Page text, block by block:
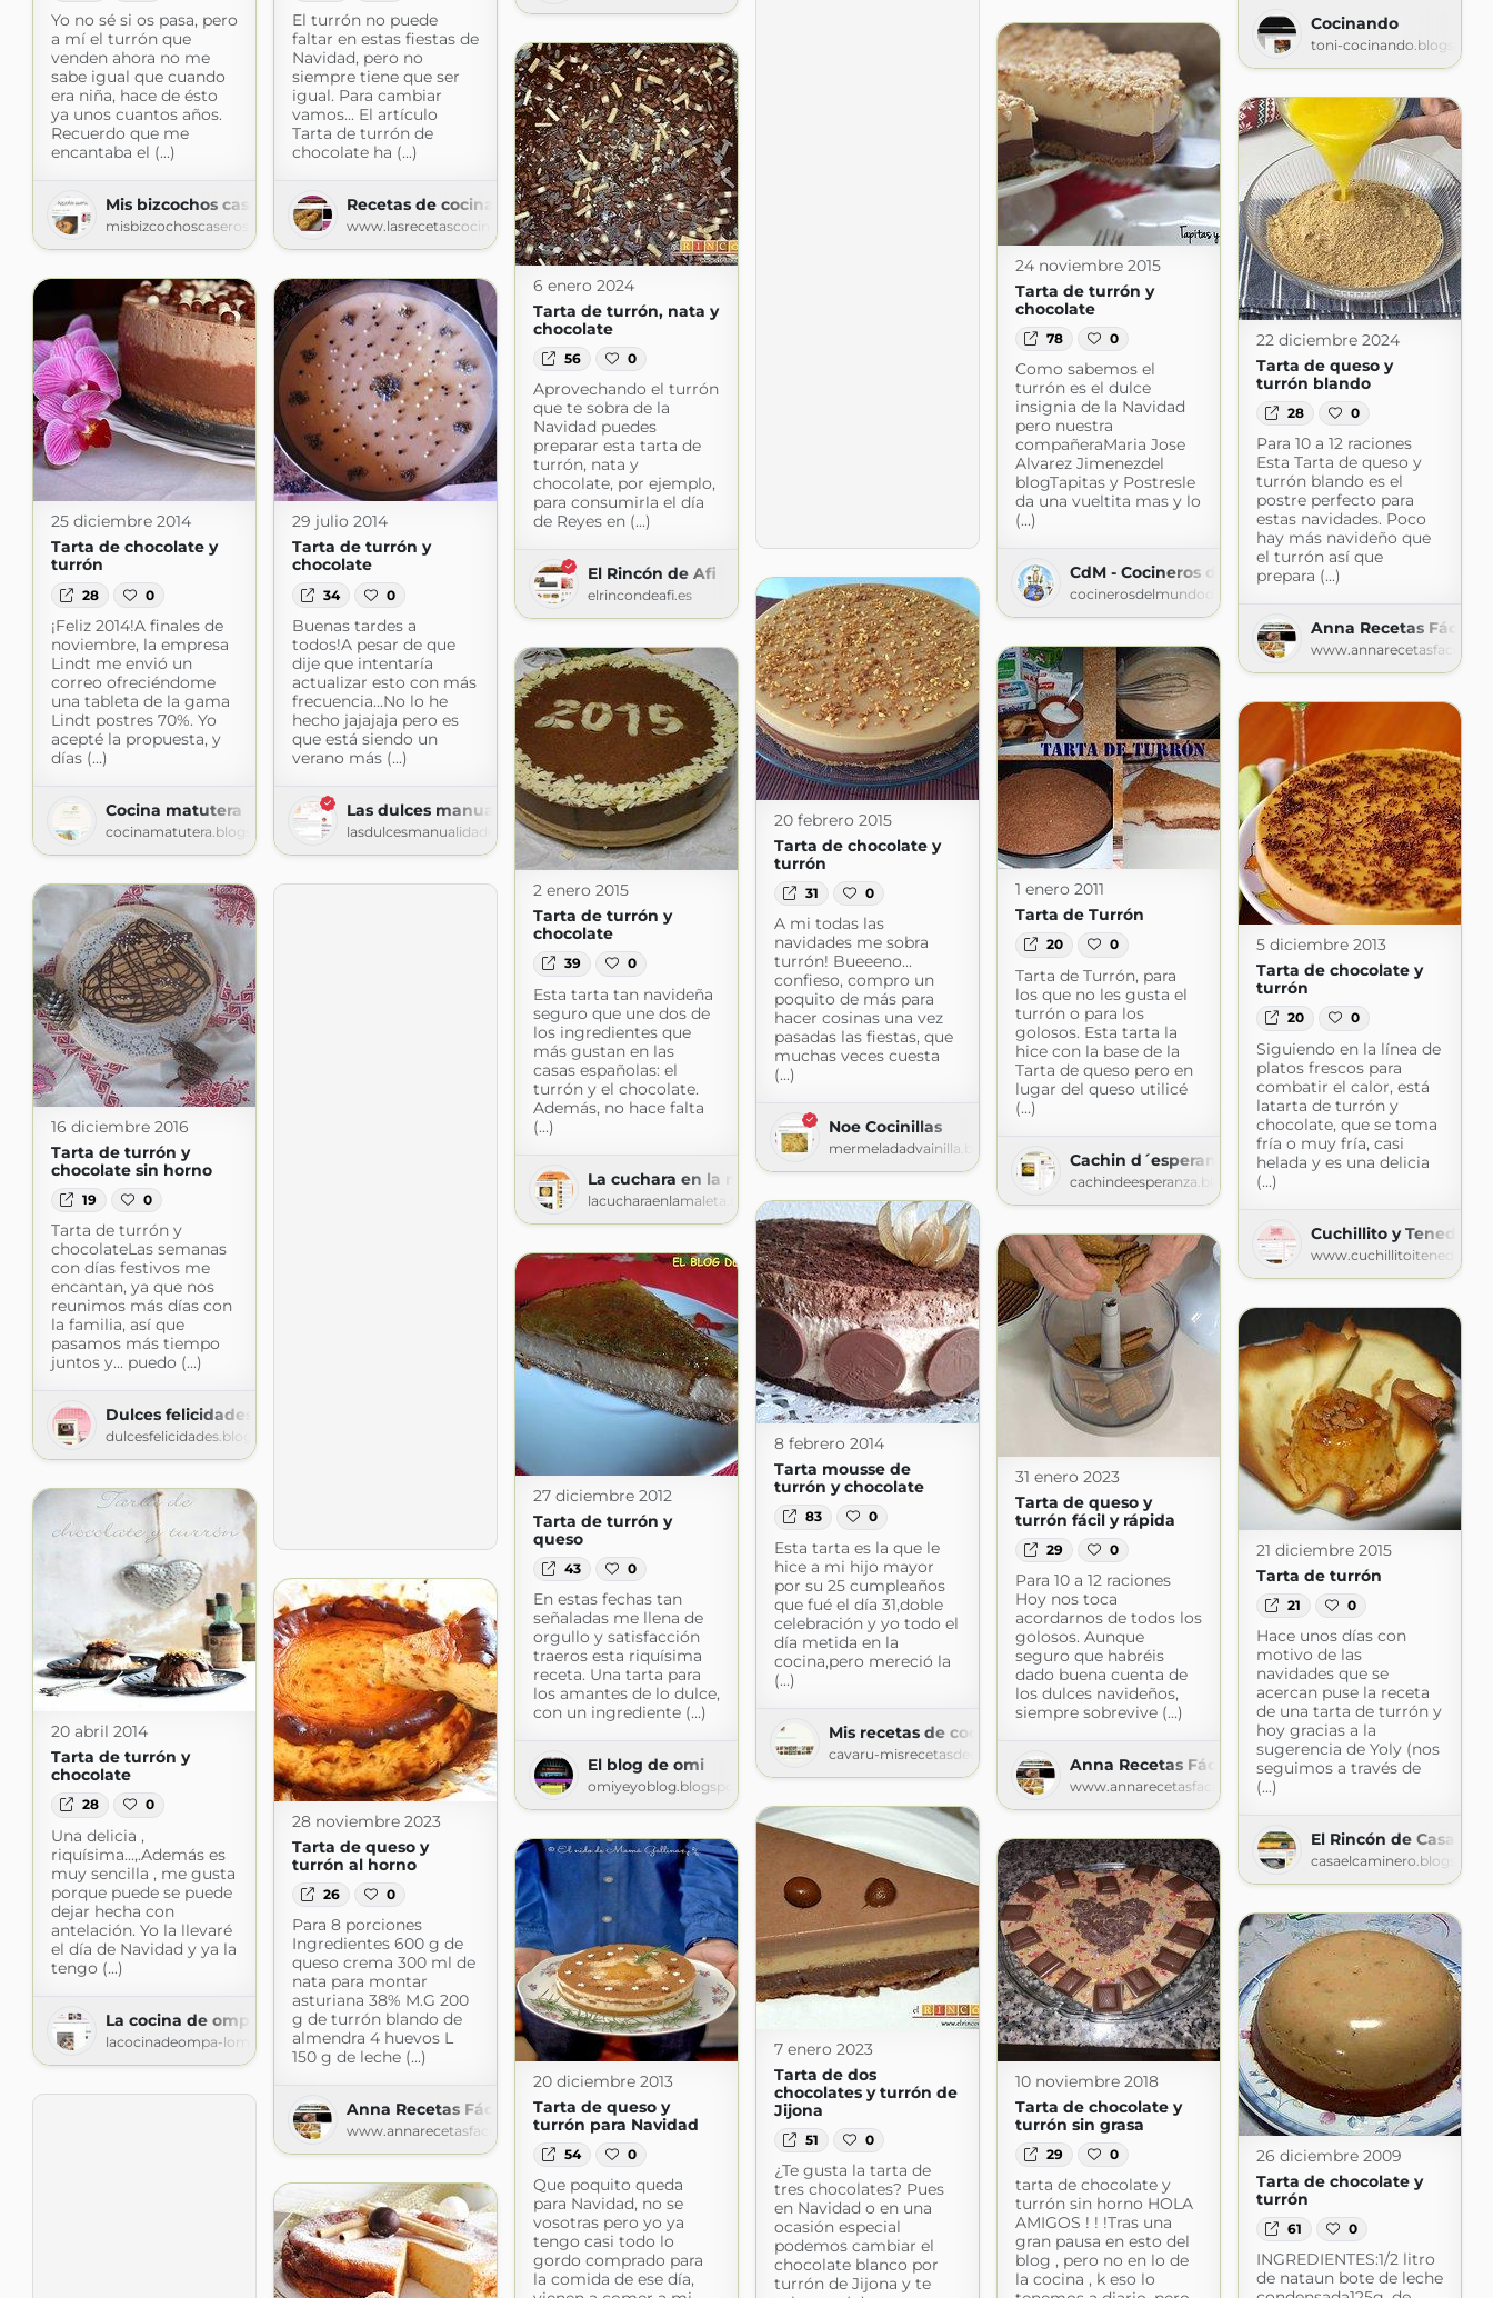
Cocinando
toni-
Yo no sé si os pasa, pero
a mí el turrón que
venden ahora no me
sabe igual que cuando
era niña, hace de ésto
ya unos cuantos años.
Recuerdo que me
encantaba el (...)
Mis bizcochos caseros
misbizcochoscaseros.blogspot.com
El turrón no puede
faltar en estas fiestas de
Navidad, pero no
siempre tiene que ser
igual. Para cambiar
vamos... El artículo
Tarta de turrón de
chocolate ha (...)
Recetas de cocina
www.lasrecetascocina.com
24 noviembre 2015
Tarta de turrón y
chocolate
78 0
Como sabemos el
turrón es el dulce
insignia de la Navidad
pero nuestra
compañeraMaria Jose
Alvarez Jimenezdel
blogTapitas y Postresle
da una vueltita mas y lo
(...)
CdM - Cocineros del Mundo
cocinerosdelmundodegoogle.blogspot.com
6 enero 2024
Tarta de turrón, nata y
chocolate
56 0
Aprovechando el turrón
que te sobra de la
Navidad puedes
preparar esta tarta de
turrón, nata y
chocolate, por ejemplo,
para consumirla el día
de Reyes en (...)
El Rincón de Afi
elrincondeafi.es
22 diciembre 2024
Tarta de queso y
turrón blando
28 0
Para 10 a 12 raciones
Esta Tarta de queso y
turrón blando es el
postre perfecto para
estas navidades. Poco
hay más navideño que
el turrón así que
prepara (...)
Anna Recetas Fáciles
25 diciembre 2014
Tarta de chocolate y
turrón
28 0
¡Feliz 2014!A finales de
noviembre, la empresa
Lindt me envió un
correo ofreciéndome
una tableta de la gama
Lindt postres 70%. Yo
acepté la propuesta, y
días (...)
Cocina matutera
cocinamatutera.blogspot.com
29 julio 2014
Tarta de turrón y
chocolate
34 0
Buenas tardes a
todos!A pesar de que
dije que intentaría
actualizar esto con más
frecuencia...No lo he
hecho jajajaja pero es
que está siendo un
verano más (...)
Las dulces manualidades de Lara
lasdulcesmanualidadesdelara.blogspot.com
20 febrero 2015
Tarta de chocolate y
turrón
31 0
A mi todas las
navidades me sobra
turrón! Bueeeno...
confieso, compro un
poquito de más para
hacer cosinas una vez
pasadas las fiestas, que
muchas veces cuesta
(...)
Noe Cocinillas
mermeladadvainilla.blogspot.com
1 enero 2011
Tarta de Turrón
20 0
Tarta de Turrón, para
los que no les gusta el
turrón o para los
golosos. Esta tarta la
hice con la base de la
Tarta de queso pero en
lugar del queso utilicé
(...)
Cachin d´esperanza
cachindeesperanza.blogspot.com
2 enero 2015
Tarta de turrón y
chocolate
39 0
Esta tarta tan navideña
seguro que une dos de
los ingredientes que
más gustan en las
casas españolas: el
turrón y el chocolate.
Además, no hace falta
(...)
La cuchara en la maleta
lacucharaenlamaleta.blogspot.com
5 diciembre 2013
Tarta de chocolate y
turrón
20 0
Siguiendo en la línea de
platos frescos para
combatir el calor, está
latarta de turrón y
chocolate, que se toma
fría o muy fría, casi
helada y es una delicia
(...)
Cuchillito y Tenedor
16 diciembre 2016
Tarta de turrón y
chocolate sin horno
19 0
Tarta de turrón y
chocolateLas semanas
con días festivos me
encantan, ya que nos
reunimos más días con
la familia, así que
pasamos más tiempo
juntos y... puedo (...)
Dulces felicidades
dulcesfelicidades.blogspot.com
8 febrero 2014
Tarta mousse de
turrón y chocolate
83 0
Esta tarta es la que le
hice a mi hijo mayor
por su 25 cumpleaños
que fué el día 31,doble
celebración y yo todo el
día metida en la
cocina,pero mereció la
(...)
Mis recetas de cocina
cavaru-misrecetasdecocina.blogspot.com
31 enero 2023
Tarta de queso y
turrón fácil y rápida
29 0
Para 10 a 12 raciones
Hoy nos toca
acordarnos de todos los
golosos. Aunque
seguro que habréis
dado buena cuenta de
los dulces navideños,
siempre sobrevive (...)
Anna Recetas Fáciles
www.annarecetasfaciles.com
27 diciembre 2012
Tarta de turrón y
queso
43 0
En estas fechas tan
señaladas me llena de
orgullo y satisfacción
traeros esta riquísima
receta. Una tarta para
los amantes de lo dulce,
con un ingrediente (...)
El blog de omi
omiyeyoblog.blogspot.com
21 diciembre 2015
Tarta de turrón
21 0
Hace unos días con
motivo de las
navidades que se
acercan puse la receta
de una tarta de turrón y
hoy gracias a la
sugerencia de Yoly (nos
seguimos a través de
(...)
El Rincón de Casa El
20 abril 2014
Tarta de turrón y
chocolate
28 0
Una delicia ,
riquísima...,.Además es
muy sencilla , me gusta
porque puede se puede
dejar hecha con
antelación. Yo la llevaré
el día de Navidad y ya la
tengo (...)
La cocina de ompa-lompa
lacocinadeompa-lompa.blogspot.com
28 noviembre 2023
Tarta de queso y
turrón al horno
26 0
Para 8 porciones
Ingredientes 600 g de
queso crema 300 ml de
nata para montar
asturiana 38% M.G 200
g de turrón blando de
almendra 4 huevos L
150 g de leche (...)
Anna Recetas Fáciles
www.annarecetasfaciles.com
7 enero 2023
Tarta de dos
chocolates y turrón de
Jijona
51 0
¿Te gusta la tarta de
tres chocolates? Pues
en Navidad o en una
ocasión especial
podemos cambiar el
chocolate blanco por
turrón de Jijona y te
20 diciembre 2013
Tarta de queso y
turrón para Navidad
54 0
Que poquito queda
para Navidad, no se
vosotras pero yo ya
tengo casi todo lo
gordo comprado para
la comida de ese día,
10 noviembre 2018
Tarta de chocolate y
turrón sin grasa
29 0
tarta de chocolate y
turrón sin horno HOLA
AMIGOS ! ! !Tras una
gran pausa en esto del
blog , pero no en lo de
la cocina , k eso lo
26 diciembre 2009
Tarta de chocolate y
turrón
61 0
INGREDIENTES:1/2 litro
de nataun bote de leche